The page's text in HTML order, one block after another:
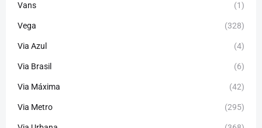
Vans (1)
Vega (328)
Via Azul (4)
Via Brasil (6)
Via Máxima (42)
Via Metro (295)